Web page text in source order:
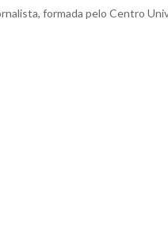
formada pelo Centro